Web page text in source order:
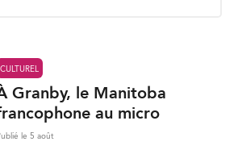
CULTUREL
Granby, le Manitoba
au micro
le 5 août